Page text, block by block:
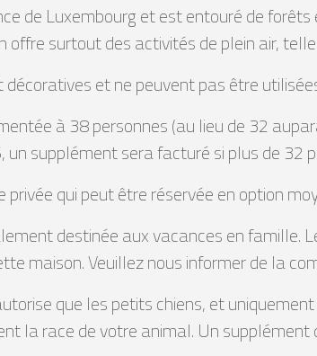
de Luxembourg et est entouré de forêts
surtout des activités de plein air,
et ne peuvent pas être
à 38 personnes (au lieu de 32
supplément sera facturé si plus de 32
qui peut être réservée en option
destinée aux vacances en famille.
maison. Veuillez nous informer de la
que les petits chiens, et
la race de votre animal. Un